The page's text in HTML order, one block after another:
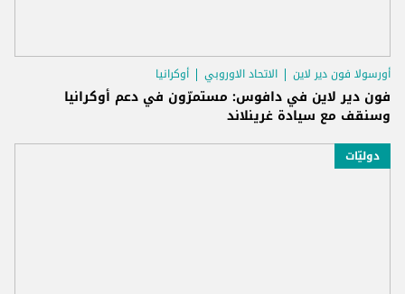
أورسولا فون دير لاين الاتحاد الاوروبي أوكرانيا
فون دير لاين في دافوس: مستمرّون في دعم أوكرانيا
وسنقف مع سيادة غرينلاند
دوليّات